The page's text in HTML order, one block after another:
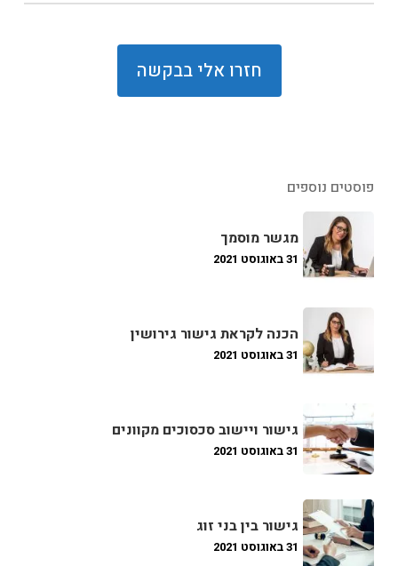
פוסטים נוספים
מגשר מוסמך
31 באוגוסט 2021
הכנה לקראת גישור גירושין
31 באוגוסט 2021
גישור ויישוב סכסוכים מקוונים
31 באוגוסט 2021
גישור בין בני זוג
31 באוגוסט 2021